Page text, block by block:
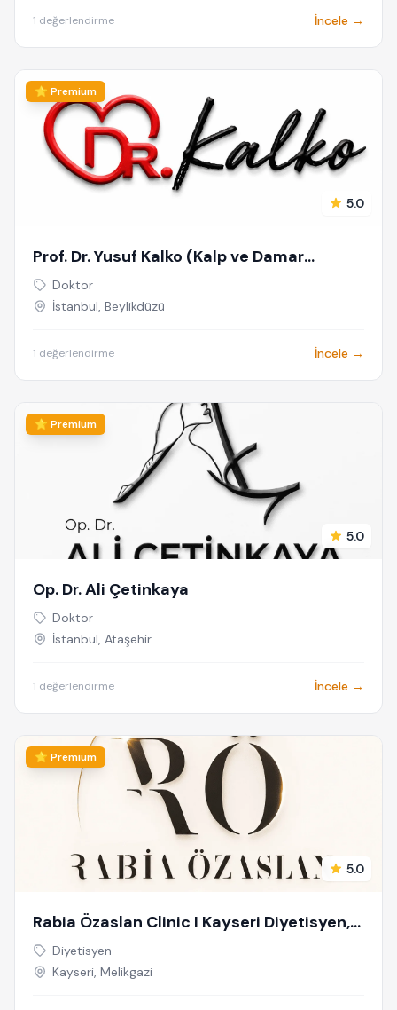
1 değerlendirme İncele →
⭐ Premium
5.0
Prof. Dr. Yusuf Kalko (Kalp ve Damar
Cerrahisi)
Doktor
İstanbul, Beylikdüzü
1 değerlendirme İncele →
⭐ Premium
5.0
Op. Dr. Ali Çetinkaya
Doktor
İstanbul, Ataşehir
1 değerlendirme İncele →
⭐ Premium
5.0
Rabia Özaslan Clinic I Kayseri Diyetisyen,
Lipödem, Bölgesel İncelme
Diyetisyen
Kayseri, Melikgazi